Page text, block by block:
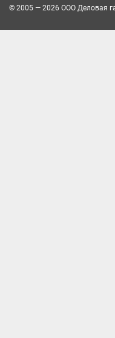
© 2005 — 2026 ООО Деловая